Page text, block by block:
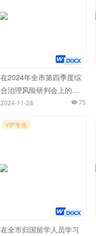
在2024年全市第四季度综
合治理风险研判会上的讲
话
2024-11-28 75
VIP专免
在全市归国留学人员学习